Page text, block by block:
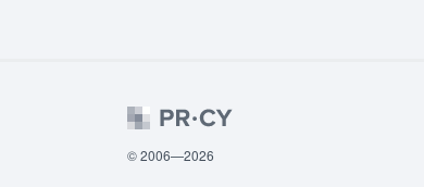
© 2006—2026